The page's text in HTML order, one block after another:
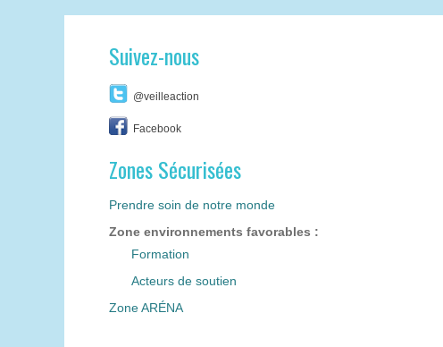
Suivez-nous
@veilleaction
Facebook
Zones Sécurisées
Prendre soin de notre monde
Zone environnements favorables :
Formation
Acteurs de soutien
Zone ARÉNA